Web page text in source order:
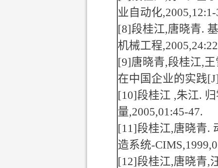
业自动化
[8]段桂江,唐晓青.
机械工程
[9]唐晓青,段桂江,
在中国企业的实践
[10]段桂江 ,朱江.
量,2005,01:45-47.
[11]段桂江,唐晓青.
造系统-
[12]段桂江,唐晓青,